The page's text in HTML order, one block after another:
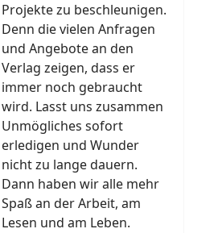
Projekte zu beschleunigen.
Denn die vielen Anfragen
und Angebote an den
Verlag zeigen, dass er
immer noch gebraucht
wird. Lasst uns zusammen
Unmögliches sofort
erledigen und Wunder
nicht zu lange dauern.
Dann haben wir alle mehr
Spaß an der Arbeit, am
Lesen und am Leben.